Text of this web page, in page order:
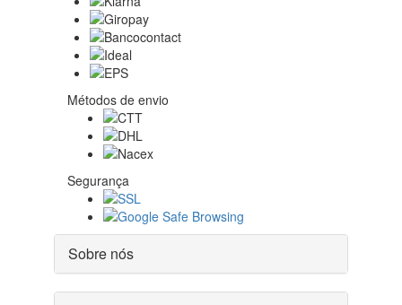
Métodos de envio
Segurança
Sobre nós